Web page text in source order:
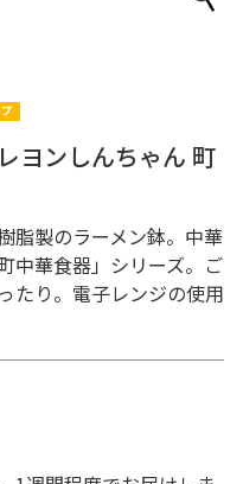
ヨンしんちゃん 町
脂製のラーメン鉢。中華
中華食器」シリーズ。ご
たり。電子レンジの使用